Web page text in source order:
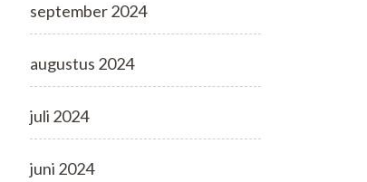
september 2024
augustus 2024
juli 2024
juni 2024